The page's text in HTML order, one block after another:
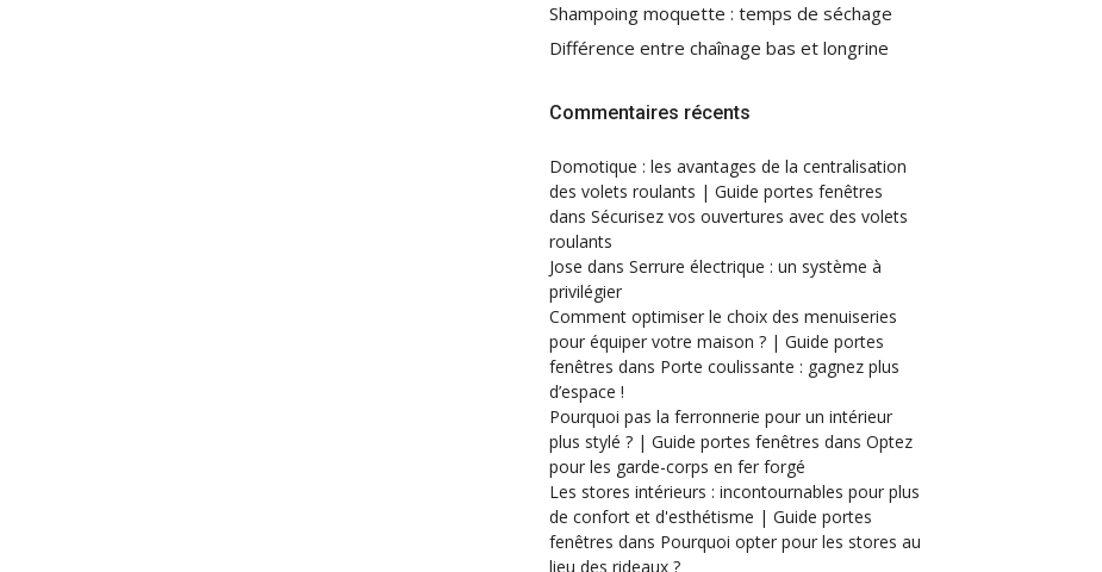
Shampoing moquette : temps de séchage
Différence entre chaînage bas et longrine
Commentaires récents
Domotique : les avantages de la centralisation
des volets roulants | Guide portes fenêtres
dans Sécurisez vos ouvertures avec des volets
roulants
Jose dans Serrure électrique : un système à
privilégier
Comment optimiser le choix des menuiseries
pour équiper votre maison ? | Guide portes
fenêtres dans Porte coulissante : gagnez plus
d’espace !
Pourquoi pas la ferronnerie pour un intérieur
plus stylé ? | Guide portes fenêtres dans Optez
pour les garde-corps en fer forgé
Les stores intérieurs : incontournables pour plus
de confort et d'esthétisme | Guide portes
fenêtres dans Pourquoi opter pour les stores au
lieu des rideaux ?